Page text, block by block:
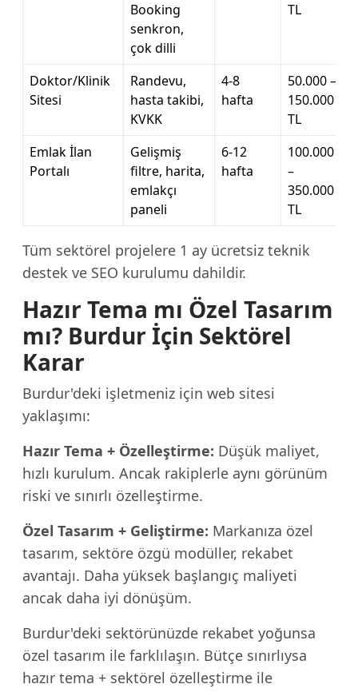
Booking
senkron,
çok dilli
TL
Doktor/Klinik
Sitesi
Randevu,
hasta takibi,
KVKK
4-8
hafta
50.000 –
150.000
TL
Emlak İlan
Portalı
Gelişmiş
filtre, harita,
emlakçı
paneli
6-12
hafta
100.000
–
350.000
TL
Tüm sektörel projelere 1 ay ücretsiz teknik
destek ve SEO kurulumu dahildir.
Hazır Tema mı Özel Tasarım
mı? Burdur İçin Sektörel
Karar
Burdur'deki işletmeniz için web sitesi
yaklaşımı:
Hazır Tema + Özelleştirme: Düşük maliyet,
hızlı kurulum. Ancak rakiplerle aynı görünüm
riski ve sınırlı özelleştirme.
Özel Tasarım + Geliştirme: Markanıza özel
tasarım, sektöre özgü modüller, rekabet
avantajı. Daha yüksek başlangıç maliyeti
ancak daha iyi dönüşüm.
Burdur'deki sektörünüzde rekabet yoğunsa
özel tasarım ile farklılaşın. Bütçe sınırlıysa
hazır tema + sektörel özelleştirme ile